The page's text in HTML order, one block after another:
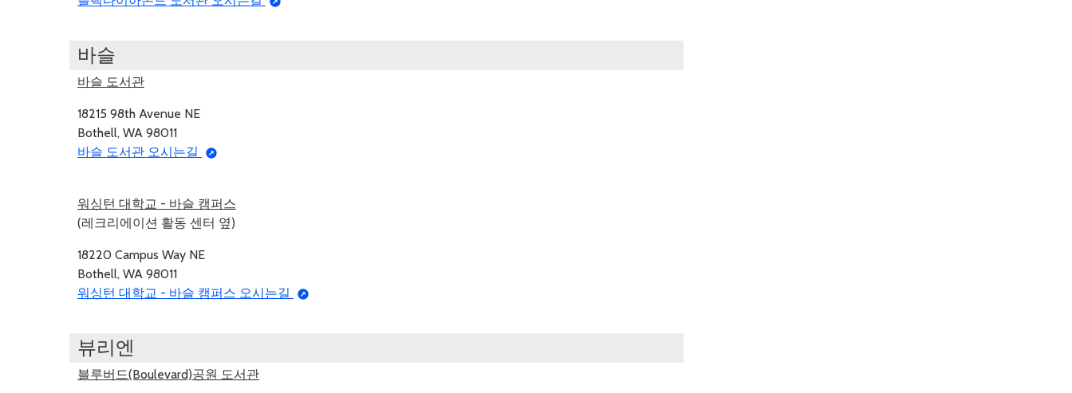
바슬
바슬 도서관
18215 98th Avenue NE
Bothell, WA 98011
바슬 도서관 오시는길
워싱턴 대학교 - 바슬 캠퍼스
(레크리에이션 활동 센터 옆)
18220 Campus Way NE
Bothell, WA 98011
워싱턴 대학교 - 바슬 캠퍼스 오시는길
뷰리엔
블루버드(Boulevard)공원 도서관